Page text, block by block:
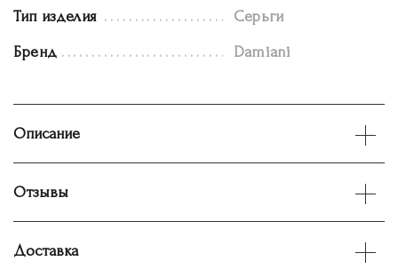
Тип изделия Серьги
Бренд Damiani
Описание
Отзывы
Доставка